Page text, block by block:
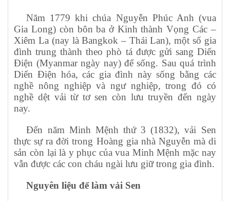
Năm 1779 khi chúa Nguyễn Phúc Anh (vua
Gia Long) còn bôn ba ở Kinh thành Vọng Các –
Xiêm La (nay là Bangkok – Thái Lan), một số gia
đình trung thành theo phò tá được gửi sang Diến
Điện (Myanmar ngày nay) để sống. Sau quá trình
Diến Điện hóa, các gia đình này sống bằng các
nghề nông nghiệp và ngư nghiệp, trong đó có
nghề dệt vải từ tơ sen còn lưu truyền đến ngày
nay.
Đến năm Minh Mệnh thứ 3 (1832), vải Sen
thực sự ra đời trong Hoàng gia nhà Nguyễn mà di
sản còn lại là y phục của vua Minh Mệnh mặc nay
vẫn được các con cháu ngài lưu giữ trong gia đình.
Nguyên liệu để làm vải Sen